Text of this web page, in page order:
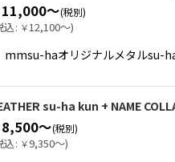
11,000～(税別)
込: ￥12,100～)
mmsu-haオリジナルメタルsu-
su-ha kun + NAME
8,500～(税別)
込: ￥9,350～)